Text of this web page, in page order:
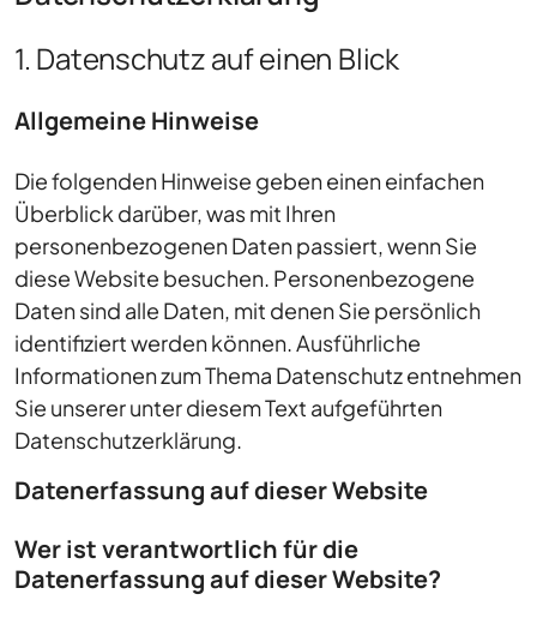
1. Datenschutz auf einen Blick
Allgemeine Hinweise
Die folgenden Hinweise geben einen einfachen
Überblick darüber, was mit Ihren
personenbezogenen Daten passiert, wenn Sie
diese Website besuchen. Personenbezogene
Daten sind alle Daten, mit denen Sie persönlich
identifiziert werden können. Ausführliche
Informationen zum Thema Datenschutz entnehmen
Sie unserer unter diesem Text aufgeführten
Datenschutzerklärung.
Datenerfassung auf dieser Website
Wer ist verantwortlich für die
Datenerfassung auf dieser Website?